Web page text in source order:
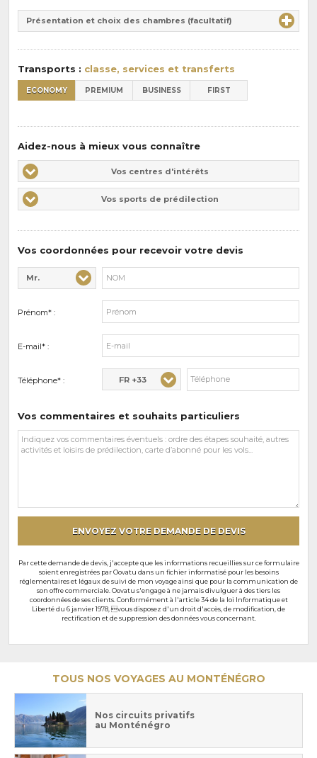
pension
:
Durée
Présentation et choix des chambres (facultatif)
Transports : classe, services et transferts
ECONOMY PREMIUM BUSINESS FIRST
Aidez-nous à mieux vous connaître
Vos
centres
d'intérêts
Vos centres d'intérêts
Vos
sports
Vos sports de prédilection
Vos coordonnées pour recevoir votre devis
Civilité* :
Mr.
Nom* :
Prénom* :
E-mail* :
Téléphone* : FR +33
Vos commentaires et souhaits particuliers
Vos
commentaires
ENVOYEZ VOTRE DEMANDE DE DEVIS
Par cette demande de devis, j'accepte que les informations recueillies sur ce formulaire
soient enregistrées par Oovatu dans un fichier informatisé pour les besoins
réglementaires et légaux de suivi de mon voyage ainsi que pour la communication de
son offre commerciale. Oovatu s'engage à ne jamais divulguer à des tiers les
coordonnées de ses clients. Conformément à l'article 34 de la loi Informatique et
Liberté du 6 janvier 1978, vous disposez d'un droit d'accès, de modification, de
rectification et de suppression des données vous concernant.
TOUS NOS VOYAGES AU MONTÉNÉGRO
Nos circuits privatifs
au Monténégro